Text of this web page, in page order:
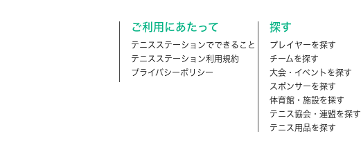
ご利用にあたって
テニスステーションでできること
テニスステーション利用規約
プライバシーポリシー
探す
プレイヤーを探す
チームを探す
大会・イベントを探す
スポンサーを探す
体育館・施設を探す
テニス協会・連盟を探す
テニス用品を探す